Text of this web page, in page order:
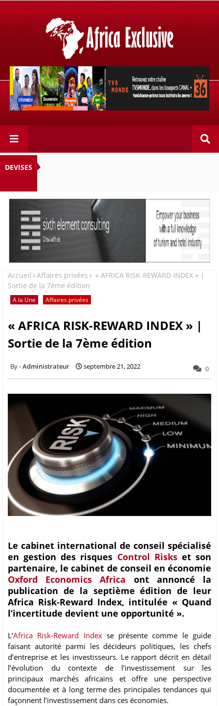
Retrouvez votre chaîne @TV5MONDE, dans les bouquets
CANAL+ 36 . Fandaharam-potoana tsara indrindra ho
anareo!
DEVISES
Accueil Affaires privées
« AFRICA RISK-REWARD INDEX » |
Sortie de la 7ème édition
A la Une Affaires privées
« AFRICA RISK-REWARD INDEX » |
Sortie de la 7ème édition
Administrateur septembre 21, 2022 0
Le cabinet international de conseil spécialisé
en gestion des risques Control Riskset son
partenaire, le cabinet de conseil en économie
Oxford Economics Africa ont annoncé la
publication de la septième édition de leur
Africa Risk-Reward Index, intitulée « Quand
l’incertitude devient une opportunité ».
L’Africa Risk-Reward Indexse présente comme le guide
faisant autorité parmi les décideurs politiques, les chefs
d’entreprise et les investisseurs. Le rapport décrit en détail
l’évolution du contexte de l’investissement sur les
principaux marchés africains et offre une perspective
documentée et à long terme des principales tendances qui
façonnent l’investissement dans ces économies.